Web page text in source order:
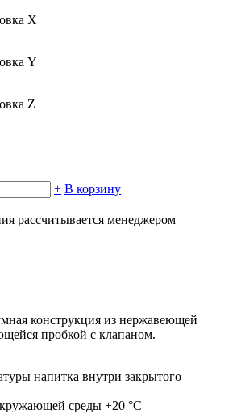
X
Y
Z
+ В корзину
рассчитывается менеджером
конструкция из нержавеющей
пробкой с клапаном.
напитка внутри закрытого
среды +20 °С